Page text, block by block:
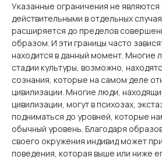
Указанные ограничения не
действительными в отдельных
расширяется до пределов
образом. И эти границы часто
находится в данный момент. Многие
стадии культуры, возможно,
сознания, которые на самом деле
цивилизации. Многие люди,
цивилизации, могут в психозах,
подниматься до уровней, которые
обычный уровень. Благодаря
своего окружения индивид может
поведения, которая выше или ниже